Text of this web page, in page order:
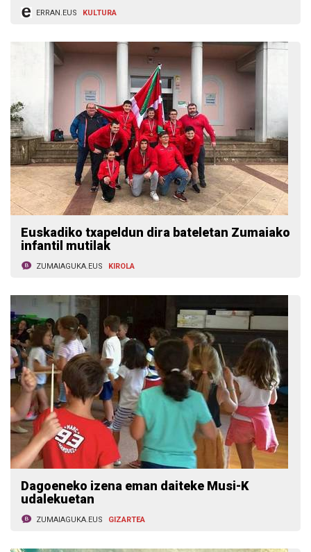
ERRAN.EUS KULTURA
Euskadiko txapeldun dira bateletan Zumaiako
infantil mutilak
ZUMAIAGUKA.EUS KIROLA
Dagoeneko izena eman daiteke Musi-K
udalekuetan
ZUMAIAGUKA.EUS GIZARTEA